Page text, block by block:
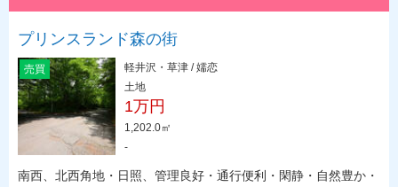
プリンスランド森の街
売買
軽井沢・草津 / 嬬恋
土地
1万円
1,202.0㎡
-
南西、北西角地・日照、管理良好・通行便利・閑静・自然豊か・